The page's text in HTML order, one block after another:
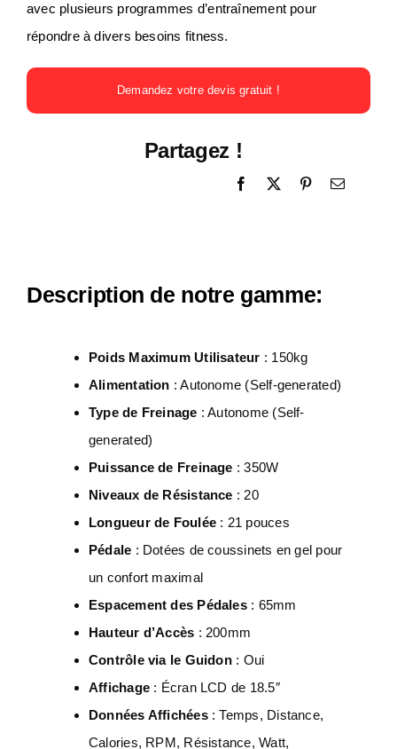
avec plusieurs programmes d’entraînement pour
répondre à divers besoins fitness.
Demandez votre devis gratuit !
Partagez !
Description de notre gamme:
Poids Maximum Utilisateur : 150kg
Alimentation : Autonome (Self-generated)
Type de Freinage : Autonome (Self-
generated)
Puissance de Freinage : 350W
Niveaux de Résistance : 20
Longueur de Foulée : 21 pouces
Pédale : Dotées de coussinets en gel pour
un confort maximal
Espacement des Pédales: 65mm
Hauteur d’Accès : 200mm
Contrôle via le Guidon: Oui
Affichage : Écran LCD de 18.5″
Données Affichées: Temps, Distance,
Calories, RPM, Résistance, Watt,